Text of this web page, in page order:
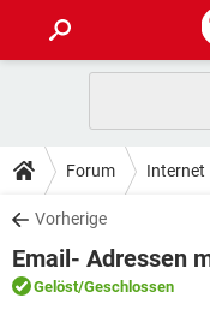
ANDROID
WINDOWS 10
WHATSAPP
FACEBOOK
TIPPS & TRICKS
SPIELE
WINDOWS 10
DOWNLOADS
SPIELE
ANDROID
FORUM
Forum Internet
Vorherige
Email- Adressen
Gelöst/Geschlossen